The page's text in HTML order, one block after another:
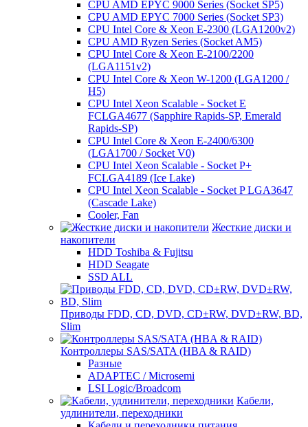
CPU AMD EPYC 9000 Series (Socket SP5)
CPU AMD EPYC 7000 Series (Socket SP3)
CPU Intel Core & Xeon E-2300 (LGA1200v2)
CPU AMD Ryzen Series (Socket AM5)
CPU Intel Core & Xeon E-2100/2200
(LGA1151v2)
CPU Intel Core & Xeon W-1200 (LGA1200 /
H5)
CPU Intel Xeon Scalable - Socket E
FCLGA4677 (Sapphire Rapids-SP, Emerald
Rapids-SP)
CPU Intel Core & Xeon E-2400/6300
(LGA1700 / Socket V0)
CPU Intel Xeon Scalable - Socket P+
FCLGA4189 (Ice Lake)
CPU Intel Xeon Scalable - Socket P LGA3647
(Cascade Lake)
Cooler, Fan
Жесткие диски и
накопители
HDD Toshiba & Fujitsu
HDD Seagate
SSD ALL
Приводы FDD, CD, DVD, CD±RW, DVD±RW, BD,
Slim
Контроллеры SAS/SATA (HBA & RAID)
Разные
ADAPTEC / Microsemi
LSI Logic/Broadcom
Кабели,
удлинители, переходники